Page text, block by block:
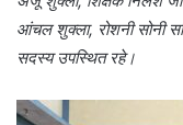
आंचल शुक्ला, रोशनी सोनी
सदस्य उपस्थित रहे।